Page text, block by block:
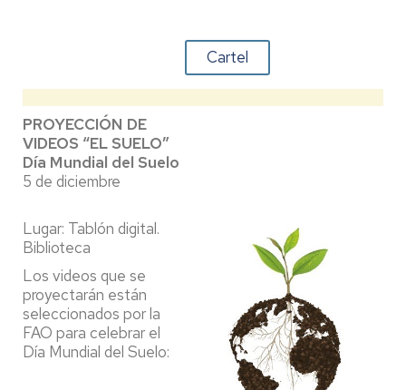
Cartel
PROYECCIÓN DE
VIDEOS “EL SUELO”
Día Mundial del Suelo
5 de diciembre
Lugar: Tablón digital.
Biblioteca
Los videos que se
proyectarán están
seleccionados por la
FAO para celebrar el
Día Mundial del Suelo: